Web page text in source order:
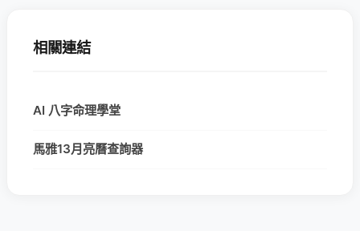
相關連結
AI 八字命理學堂
馬雅13月亮曆查詢器